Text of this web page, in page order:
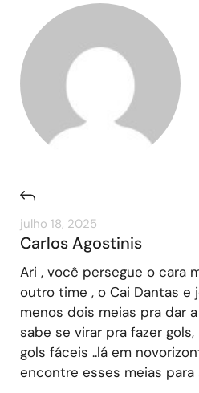
julho 18, 2025
Carlos Agostinis
Ari , você persegue o cara
outro time , o Cai Dantas e
menos dois meias pra dar
sabe se virar pra fazer
gols fáceis ..lá em
encontre esses meias